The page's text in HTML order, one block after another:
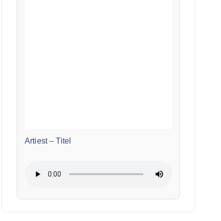
Artiest–Titel